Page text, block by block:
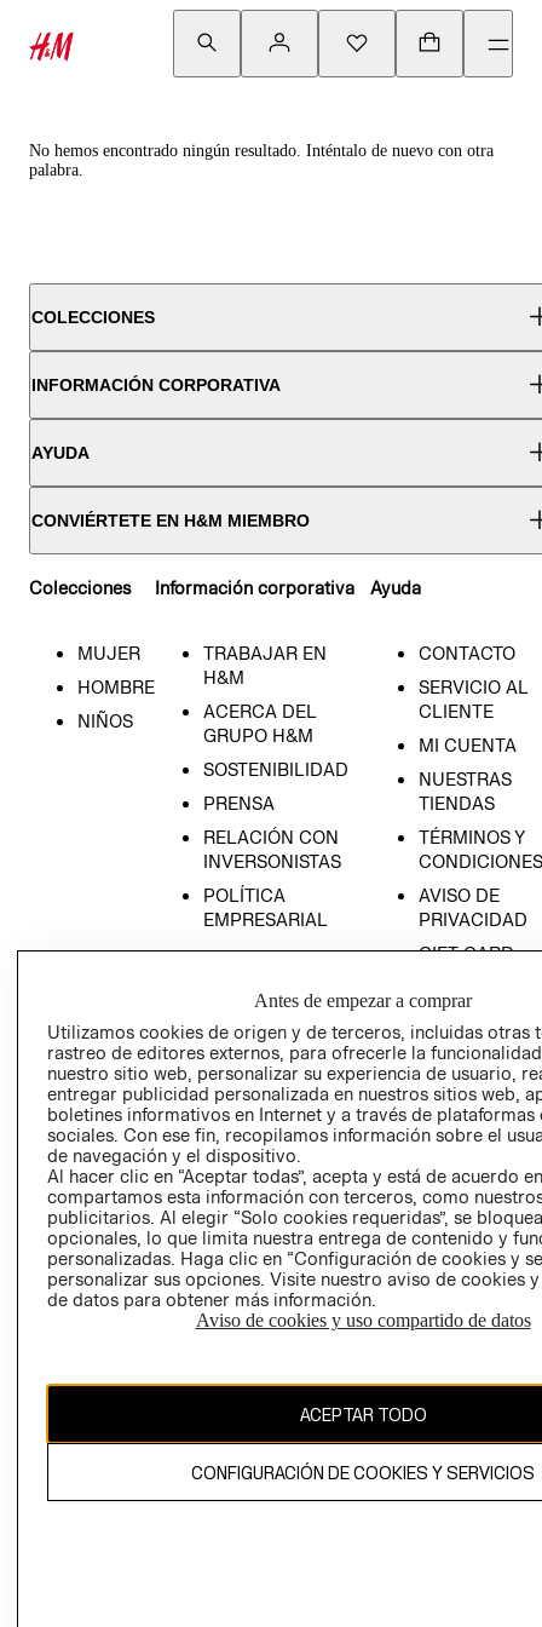
No hemos encontrado ningún resultado. Inténtalo de nuevo con otra
palabra.
COLECCIONES
INFORMACIÓN CORPORATIVA
AYUDA
CONVIÉRTETE EN H&M MIEMBRO
Colecciones
MUJER
HOMBRE
NIÑOS
Información corporativa
TRABAJAR EN
H&M
ACERCA DEL
GRUPO H&M
SOSTENIBILIDAD
PRENSA
RELACIÓN CON
INVERSONISTAS
POLÍTICA
EMPRESARIAL
Ayuda
CONTACTO
SERVICIO AL
CLIENTE
MI CUENTA
NUESTRAS
TIENDAS
TÉRMINOS Y
CONDICIONES
AVISO DE
PRIVACIDAD
GIFT CARD
COOKIES
LIBRO DE
Ecuador ($)
CAMBIAR REGIÓN
El contenido de esta página web está protegido por copyright y es
propiedad de H&M Hennes & Mauritz AB.
RECIÉN NACIDO
Antes de empezar a comprar
Utilizamos cookies de origen y de terceros, incluidas otras
rastreo de editores externos, para ofrecerle la
nuestro sitio web, personalizar su experiencia de usuario,
entregar publicidad personalizada en nuestros sitios web,
boletines informativos en Internet y a través de plataformas
sociales. Con ese fin, recopilamos información sobre el
de navegación y el dispositivo.
Al hacer clic en “Aceptar todas”, acepta y está de acuerdo
compartamos esta información con terceros, como
publicitarios. Al elegir “Solo cookies requeridas”, se
opcionales, lo que limita nuestra entrega de contenido y
personalizadas. Haga clic en “Configuración de cookies y
personalizar sus opciones. Visite nuestro aviso de cookies
de datos para obtener más información.
Aviso de cookies y uso compartido de datos
ACEPTAR TODO
CONFIGURACIÓN DE COOKIES Y SERVICIOS